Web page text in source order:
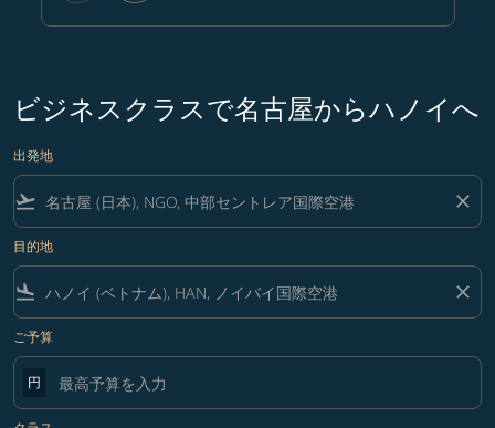
ビジネスクラスで名古屋からハノイへ
出発地
flight_takeoff close
目的地
flight_land close
ご予算
円